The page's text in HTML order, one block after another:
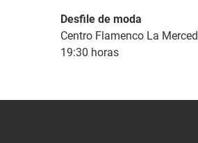
Desfile de moda
Centro Flamenco La Merced
19:30 horas